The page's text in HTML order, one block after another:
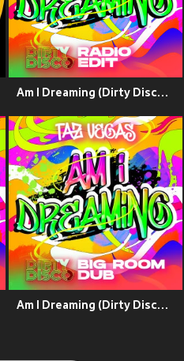
Am I Dreaming (Dirty Disco Radio Edit)
Am I Dreaming (Dirty Disco Big Room Dub)